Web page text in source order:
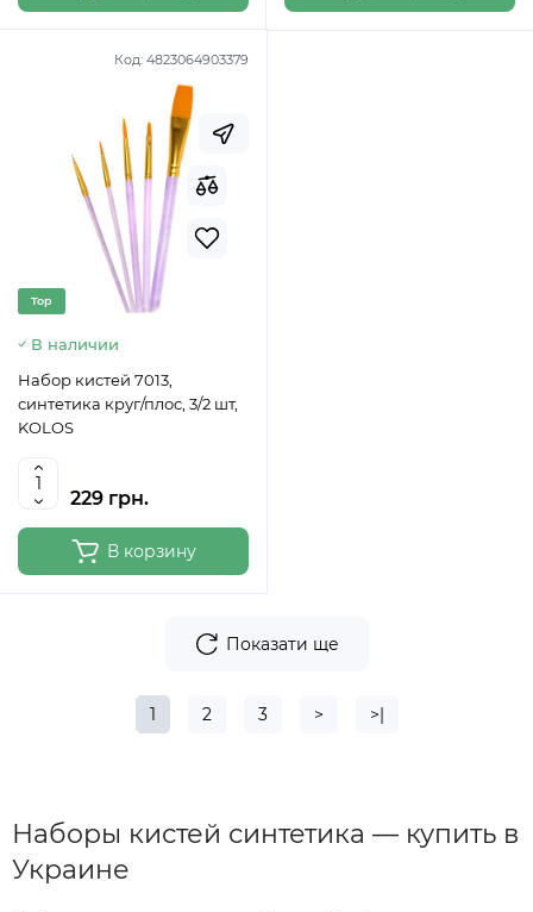
Код: 4823064903379
Top
В наличии
Набор кистей 7013,
синтетика круг/плос, 3/2 шт,
KOLOS
229 грн.
В корзину
Показати ще
1 2 3 > >|
Наборы кистей синтетика — купить в
Украине